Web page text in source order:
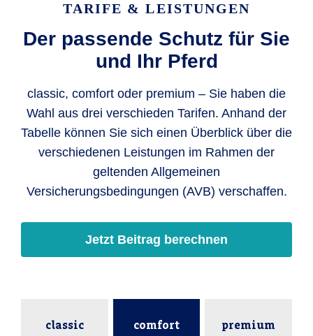
TARIFE & LEISTUNGEN
Der passende Schutz für Sie
und Ihr Pferd
classic, comfort oder premium – Sie haben die
Wahl aus drei verschieden Tarifen. Anhand der
Tabelle können Sie sich einen Überblick über die
verschiedenen Leistungen im Rahmen der
geltenden Allgemeinen
Versicherungsbedingungen (AVB) verschaffen.
Jetzt Beitrag berechnen
classic comfort premium